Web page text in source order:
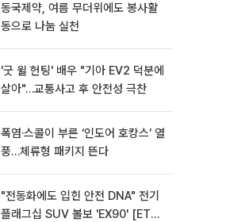
동국제약, 여름 무더위에도 봉사활
동으로 나눔 실천
'굿 윌 헌팅' 배우 "기아 EV2 덕분에
살아"…교통사고 후 안전성 극찬
폭염·스콜이 부른 ‘인도어 호캉스’ 열
풍…체류형 패키지 뜬다
"전동화에도 입힌 안전 DNA" 전기
플래그십 SUV 볼보 'EX90' [ET의